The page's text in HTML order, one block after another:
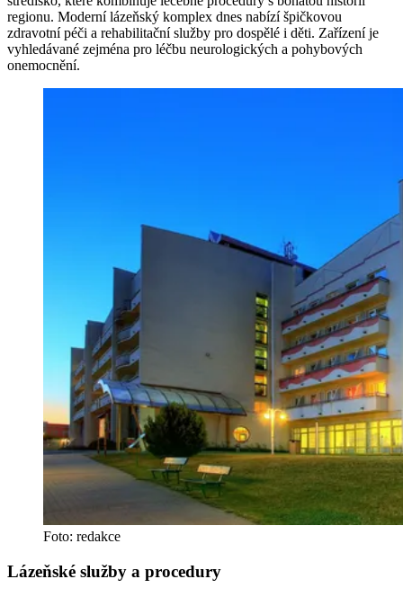
regionu. Moderní lázeňský komplex dnes nabízí špičkovou
zdravotní péči a rehabilitační služby pro dospělé i děti. Zařízení je
vyhledávané zejména pro léčbu neurologických a pohybových
onemocnění.
Foto: redakce
Lázeňské služby a procedury